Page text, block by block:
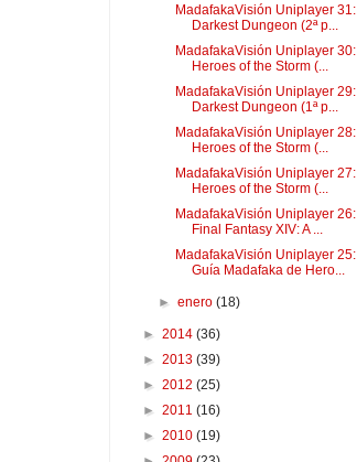
MadafakaVisión Uniplayer 31:
Darkest Dungeon (2ª p...
MadafakaVisión Uniplayer 30:
Heroes of the Storm (...
MadafakaVisión Uniplayer 29:
Darkest Dungeon (1ª p...
MadafakaVisión Uniplayer 28:
Heroes of the Storm (...
MadafakaVisión Uniplayer 27:
Heroes of the Storm (...
MadafakaVisión Uniplayer 26:
Final Fantasy XIV: A ...
MadafakaVisión Uniplayer 25:
Guía Madafaka de Hero...
►enero(18)
► 2014 (36)
► 2013 (39)
► 2012 (25)
► 2011 (16)
► 2010 (19)